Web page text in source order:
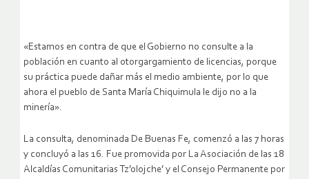
«Estamos en contra de que el Gobierno no consulte a la
población en cuanto al otorgargamiento de licencias, porque
su práctica puede dañar más el medio ambiente, por lo que
ahora el pueblo de Santa María Chiquimula le dijo no a la
minería».
La consulta, denominada De Buenas Fe, comenzó a las 7 horas
y concluyó a las 16. Fue promovida por La Asociación de las 18
Alcaldías Comunitarias Tz’olojche’ y el Consejo Permanente por